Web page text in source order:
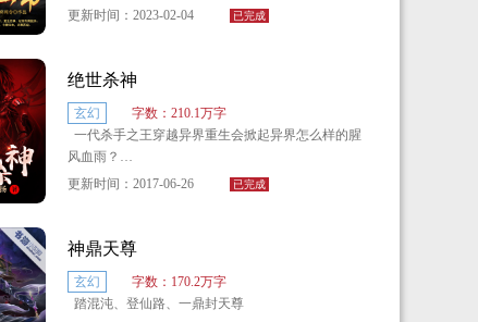
曾错过之爱，将不留遗憾。
“本座仇敌千千万，如今尸骨已成山。”——叶无
更新时间：2023-02-04 已完成
绝世杀神
玄幻
字数：210.1万字
一代杀手之王穿越异界重生会掀起异界怎么样的腥
风血雨？
匹夫一怒血溅五步，帝王一怒伏尸千里。
杀神一怒苍生哭泣！我心向恶，苍生何尔？
更新时间：2017-06-26 已完成
神鼎天尊
玄幻
字数：170.2万字
踏混沌、登仙路、一鼎封天尊